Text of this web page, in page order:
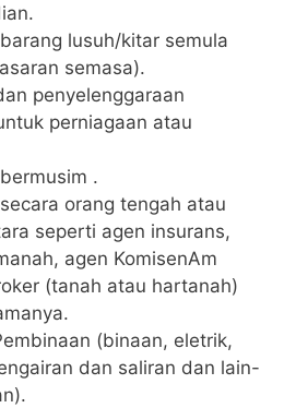
lusuh/kitar semula
semasa).
penyelenggaraan
perniagaan atau
.
orang tengah atau
seperti agen insurans,
agen KomisenAm
(tanah atau hartanah)
(binaan, eletrik,
dan saliran dan lain-